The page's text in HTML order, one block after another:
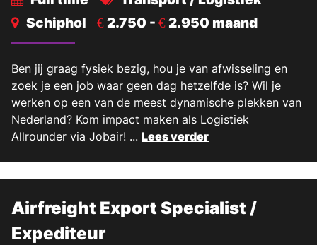
Schiphol
€ 2.750 - € 2.950 maand
Ben jij graag fysiek bezig, hou je van afwisseling en
zoek je een job waar geen dag hetzelfde is? Wil je
werken op een van de meest dynamische plekken van
Nederland? Kom impact maken als Logistiek
Allrounder via Jobair! ... Lees verder
Airfreight Export Specialist /
Expediteur